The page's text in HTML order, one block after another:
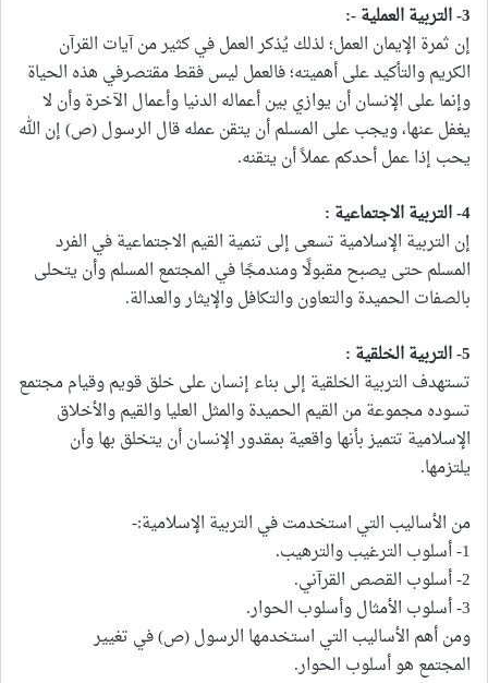
3- التربية العملية -:
إن ثمرة الإيمان العمل؛ لذلك يُذكر العمل في كثير من آيات القرآن
الكريم والتأكيد على أهميته؛ فالعمل ليس فقط مقتصرفي هذه الحياة
وإنما على الإنسان أن يوازي بين أعماله الدنيا وأعمال الآخرة وأن لا
يغفل عنها، ويجب على المسلم أن يتقن عمله قال الرسول (ص) إن الله
يحب إذا عمل أحدكم عملاً أن يتقنه.
4- التربية الاجتماعية :
إن التربية الإسلامية تسعى إلى تنمية القيم الاجتماعية في الفرد
المسلم حتى يصبح مقبولًا ومندمجًا في المجتمع المسلم وأن يتحلى
بالصفات الحميدة والتعاون والتكافل والإيثار والعدالة.
5- التربية الخلقية :
تستهدف التربية الخلقية إلى بناء إنسان على خلق قويم وقيام مجتمع
تسوده مجموعة من القيم الحميدة والمثل العليا والقيم والأخلاق
الإسلامية تتميز بأنها واقعية بمقدور الإنسان أن يتخلق بها وأن
يلتزمها.
من الأساليب التي استخدمت في التربية الإسلامية:-
1- أسلوب الترغيب والترهيب.
2- أسلوب القصص القرآني.
3- أسلوب الأمثال وأسلوب الحوار.
ومن أهم الأساليب التي استخدمها الرسول (ص) في تغيير
المجتمع هو أسلوب الحوار.